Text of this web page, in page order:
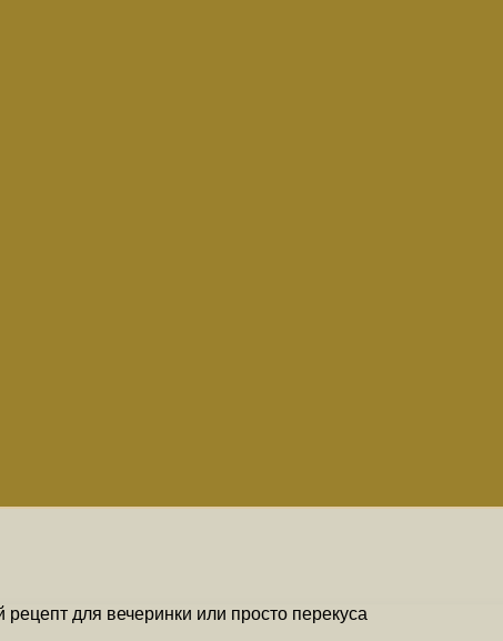
для вечеринки или просто перекуса